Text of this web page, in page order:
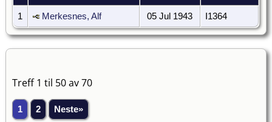
1 Merkesnes, Alf 05 Jul 1943 I1364
Treff 1 til 50 av 70
1 2 Neste»